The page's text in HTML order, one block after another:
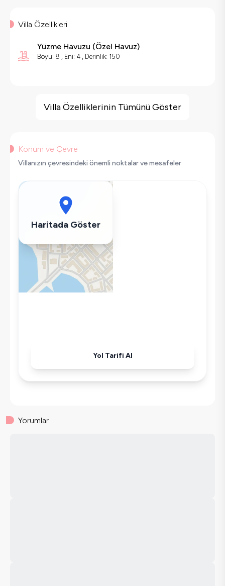
Villa Özellikleri
Yüzme Havuzu (Özel Havuz)
Boyu: 8 , Eni: 4 , Derinlik: 150
Geniş Ailelere Uygun
Saç Kurutma Makinası
Bulaşık Makinesi
Buzdolabı
Ütü
Havuz-Bahçe Bakımı
Villa Özelliklerinin Tümünü Göster
Konum ve Çevre
Villanızın çevresindeki önemli noktalar ve mesafeler
Haritada Göster
Yol Tarifi Al
Yorumlar